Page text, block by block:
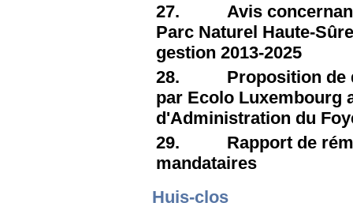
27. Avis concernant
Parc Naturel Haute-
gestion 2013-2025
28. Proposition de
par Ecolo Luxembourg
d'Administration du
29. Rapport de
mandataires
Huis-clos